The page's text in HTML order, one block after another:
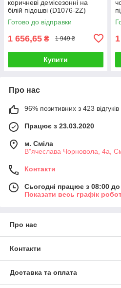
коричневі демісезонні на
білій підошві (D1076-2Z)
Готово до відправки
1 656,65 ₴ 1 949 ₴
Купити
Про нас
96% позитивних з 423 відгуків
Працює з 23.03.2020
м. Сміла
В"ячеслава Чорновола, 4а,
Контакти
Сьогодні працює з 08:00
Показати весь графік
Про нас
Контакти
Доставка та оплата